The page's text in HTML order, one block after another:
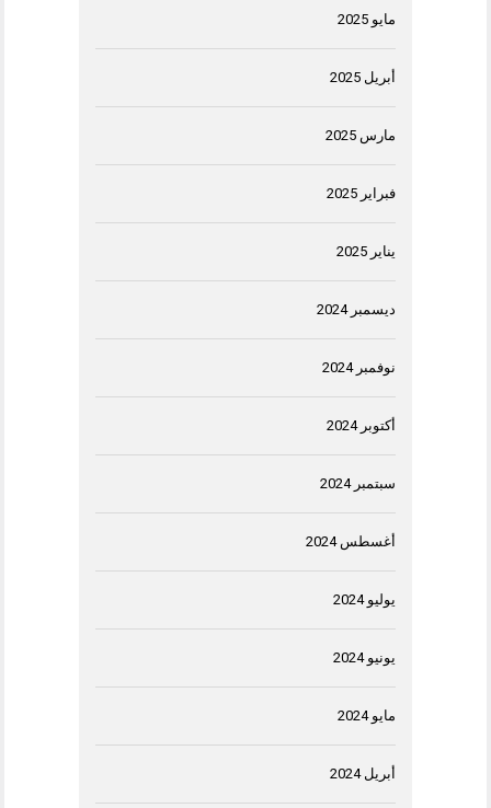
مايو 2025
أبريل 2025
مارس 2025
فبراير 2025
يناير 2025
ديسمبر 2024
نوفمبر 2024
أكتوبر 2024
سبتمبر 2024
أغسطس 2024
يوليو 2024
يونيو 2024
مايو 2024
أبريل 2024